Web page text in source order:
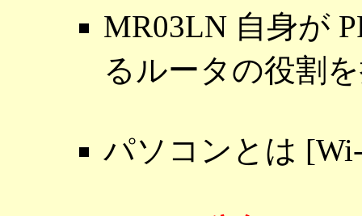
MR03LN 自身が
るルータの役割
パソコンとは